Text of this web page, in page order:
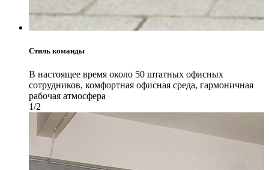
Стиль команды
В настоящее время около 50 штатных офисных
сотрудников, комфортная офисная среда, гармоничная
рабочая атмосфера
1/2